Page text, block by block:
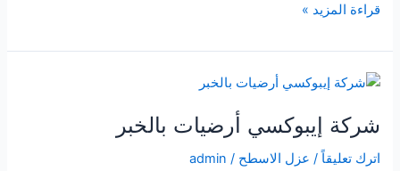
شركة
أرضيات
بالدمام
قراءة المزيد »
شركة إيبوكسي أرضيات بالخبر
اترك تعليقاً / عزل الاسطح /
admin